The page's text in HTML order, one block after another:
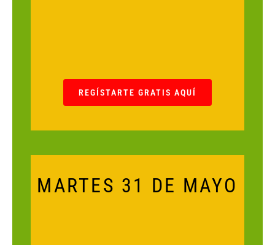
REGÍSTARTE GRATIS AQUÍ
MARTES 31 DE MAYO